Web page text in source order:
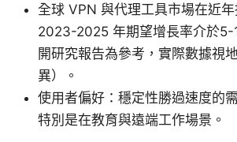
全球 VPN 與代理工具市場在近年
2023-2025 年期望增長率介於5-
開研究報告為參考，實際數據視
異）。
使用者偏好：穩定性勝過速度的
特別是在教育與遠端工作場景。